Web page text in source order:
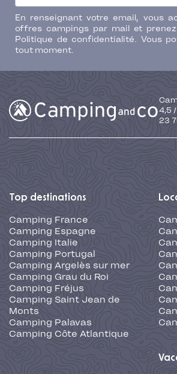
En renseignant votre email, vous
offres campings par mail et
Politique de confidentialité. Vous
tout moment.
4,5 /
23
Top destinations
Camping France
Camping Espagne
Camping Italie
Camping Portugal
Camping Argelès sur mer
Camping Grau du Roi
Camping Fréjus
Camping Saint Jean de
Monts
Camping Palavas
Camping Côte Atlantique